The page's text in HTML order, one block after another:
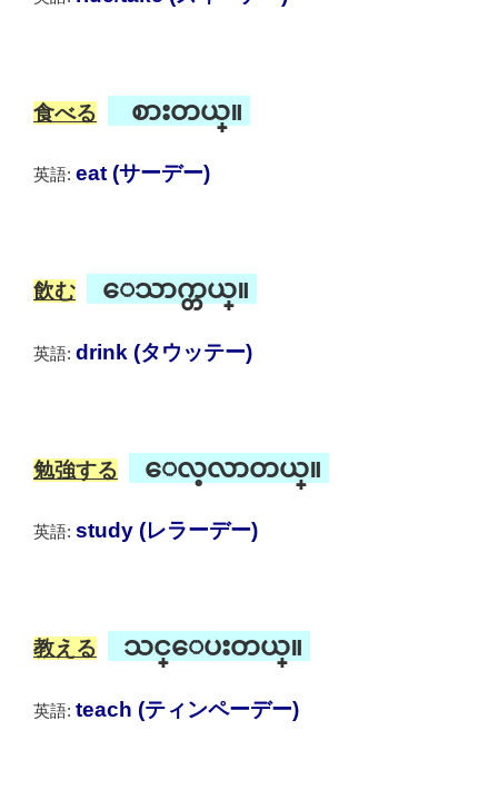
食べる စားတယ္။
英語: eat (サーデー)
飲む ေသာက္တယ္။
英語: drink (タウッテー)
勉強する ေလ့လာတယ္။
英語: study (レラーデー)
教える သင္ေပးတယ္။
英語: teach (ティンペーデー)